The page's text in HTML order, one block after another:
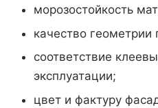
морозостойкость
качество геометрии
соответствие
эксплуатации;
цвет и фактуру